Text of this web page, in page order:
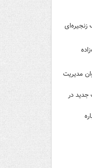
مدیریت
جدید در